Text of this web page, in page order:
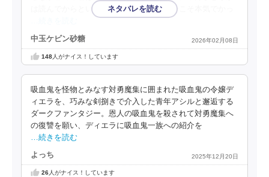
は読んでからという話）。編集部曰く「今こそ本気でかっ
中玉ケビン砂糖 2026年02月08日
148人がナイス！しています
吸血鬼を怪物とみなす対勇魔集に囲まれた吸血鬼の令嬢デ
ィエラを、巧みな剣捌きで介入した青年アシルと邂逅する
ダークファンタジー。恩人の吸血鬼を殺されて対勇魔集へ
の復讐を願い、ディエラに吸血鬼一族への紹介を
…続きを読む
よっち 2025年12月20日
26人がナイス！しています